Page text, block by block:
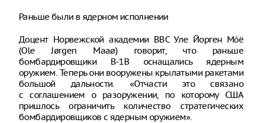
Раньше были в ядерном исполнении
Доцент Норвежской академии ВВС Уле Йорген Мóё
(Ole Jørgen Maaø) говорит, что раньше
бомбардировщики B-1B оснащались ядерным
оружием. Теперь они вооружены крылатыми ракетами
большой дальности. «Отчасти это связано
с соглашением о разоружении, по которому США
пришлось ограничить количество стратегических
бомбардировщиков с ядерным оружием».